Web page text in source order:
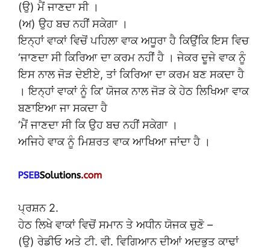
(ਉ) ਮੈਂ ਜਾਣਦਾ ਸੀ ।
(ਅ) ਉਹ ਬਚ ਨਹੀਂ ਸਕੇਗਾ ।
ਇਨ੍ਹਾਂ ਵਾਕਾਂ ਵਿਚੋਂ ਪਹਿਲਾ ਵਾਕ ਅਧੂਰਾ ਹੈ ਕਿਉਂਕਿ ਇਸ ਵਿਚ
‘ਜਾਣਦਾ ਸੀ ਕਿਰਿਆ ਦਾ ਕਰਮ ਨਹੀਂ ਹੈ । ਜੇਕਰ ਦੂਜੇ ਵਾਕ ਨੂੰ
ਇਸ ਨਾਲ ਜੋੜ ਦੇਈਏ, ਤਾਂ ਕਿਰਿਆ ਦਾ ਕਰਮ ਬਣ ਸਕਦਾ ਹੈ
। ਇਨ੍ਹਾਂ ਵਾਕਾਂ ਨੂੰ ਕਿ’ ਯੋਜਕ ਨਾਲ ਜੋੜ ਕੇ ਹੇਠ ਲਿਖਿਆ ਵਾਕ
ਬਣਾਇਆ ਜਾ ਸਕਦਾ ਹੈ
‘ਮੈਂ ਜਾਣਦਾ ਸੀ ਕਿ ਉਹ ਬਚ ਨਹੀਂ ਸਕੇਗਾ ।
ਅਜਿਹੇ ਵਾਕ ਨੂੰ ਮਿਸ਼ਰਤ ਵਾਕ ਆਖਿਆ ਜਾਂਦਾ ਹੈ ।
ਪ੍ਰਸ਼ਨ 2.
ਹੇਠ ਲਿਖੇ ਵਾਕਾਂ ਵਿਚੋਂ ਸਮਾਨ ਤੇ ਅਧੀਨ ਯੋਜਕ ਚੁਣੋ –
(ਉ) ਰੇਡੀਓ ਅਤੇ ਟੀ. ਵੀ. ਵਿਗਿਆਨ ਦੀਆਂ ਅਦਭੁਤ ਕਾਢਾਂ